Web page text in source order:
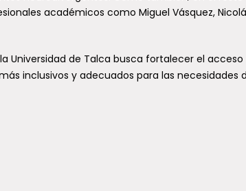
académicos como Miguel Vásquez,
Universidad de Talca busca fortalecer el acceso
inclusivos y adecuados para las necesidades